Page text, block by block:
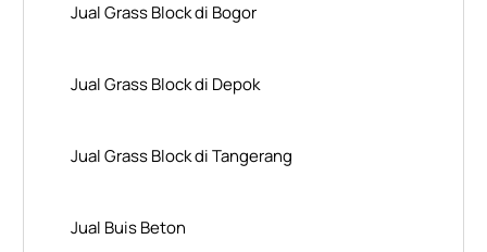
Jual Grass Block di Bogor
Jual Grass Block di Depok
Jual Grass Block di Tangerang
Jual Buis Beton